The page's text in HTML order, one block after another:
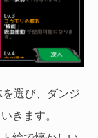
選び、ダンジ
きます。